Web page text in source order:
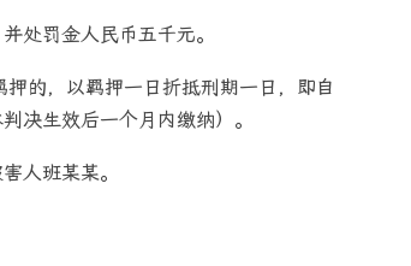
处罚金人民币五千元。
的，以羁押一日折抵刑期一日，即自
生效后一个月内缴纳）。
人班某某。